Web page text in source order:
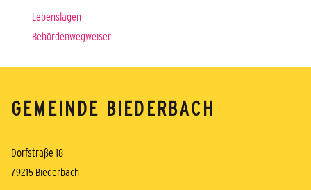
Lebenslagen
Behördenwegweiser
GEMEINDE BIEDERBACH
Dorfstraße 18
79215 Biederbach